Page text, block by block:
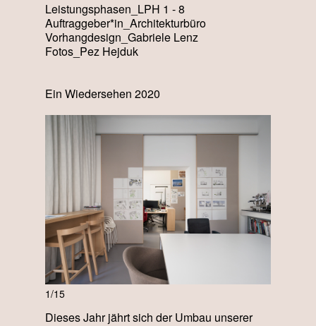
Leistungsphasen_LPH 1 - 8
Auftraggeber*in_Architekturbüro
Vorhangdesign_Gabriele Lenz
Fotos_Pez Hejduk
Ein Wiedersehen 2020
1/15
Dieses Jahr jährt sich der Umbau unserer